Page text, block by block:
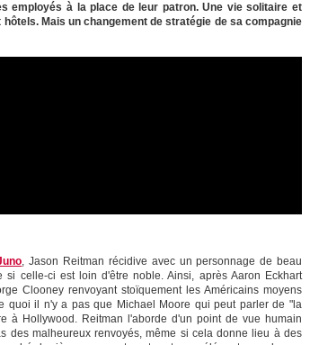
employés à la place de leur patron. Une vie solitaire et
Mais un changement de stratégie de sa compagnie
, Jason Reitman récidive avec un personnage de beau
celle-ci est loin d'être noble. Ainsi, après Aaron Eckhart
Clooney renvoyant stoïquement les Américains moyens
quoi il n'y a pas que Michael Moore qui peut parler de "la
à Hollywood. Reitman l'aborde d'un point de vue humain
des malheureux renvoyés, même si cela donne lieu à des